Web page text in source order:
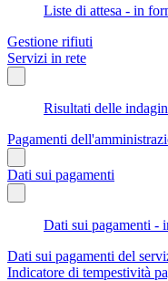
Liste di attesa - in
Gestione rifiuti
Servizi in rete
Risultati delle
Pagamenti
Dati sui pagamenti
Dati sui pagamenti -
Dati sui pagamenti del
Indicatore di tempestività